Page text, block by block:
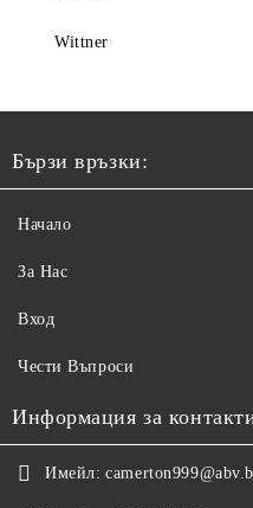
Wittner
Бързи връзки:
Начало
За Нас
Вход
Чести Въпроси
Информация за
Имейл: